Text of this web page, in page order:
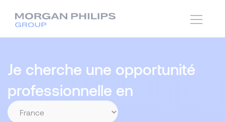
Je cherche une opportunité
professionnelle en